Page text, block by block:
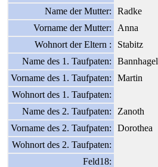
Name der Mutter:
Radke
Vorname der Mutter:
Anna
Wohnort der Eltern :
Stabitz
Name des 1. Taufpaten:
Bannhagel
Vorname des 1. Taufpaten:
Martin
Wohnort des 1. Taufpaten:
Name des 2. Taufpaten:
Zanoth
Vorname des 2. Taufpaten:
Dorothea
Wohnort des 2. Taufpaten:
Feld18: